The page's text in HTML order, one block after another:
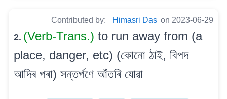
Contributed by: Himasri Das on 2023-06-29
2. (Verb-Trans.) to run away from (a
place, danger, etc) (কোনো ঠাই, বিপদ
আদিৰ পৰা) সন্তৰ্পণে আঁতৰি যোৱা